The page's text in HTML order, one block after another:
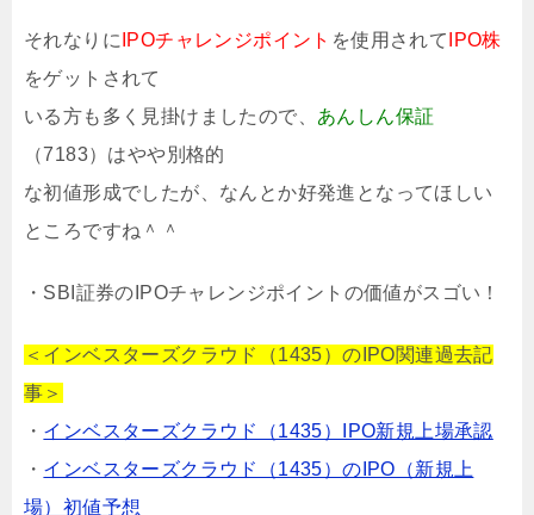
それなりに IPOチャレンジポイント を使用されて IPO株
をゲットされて
いる方も多く見掛けましたので、 あんしん保証
（7183）はやや別格的
な初値形成でしたが、なんとか好発進となってほしい
ところですね＾＾
・SBI証券のIPOチャレンジポイントの価値がスゴい！
＜インベスターズクラウド（1435）のIPO関連過去記
事＞
・ インベスターズクラウド（1435）IPO新規上場承認
・ インベスターズクラウド（1435）のIPO（新規上
場）初値予想